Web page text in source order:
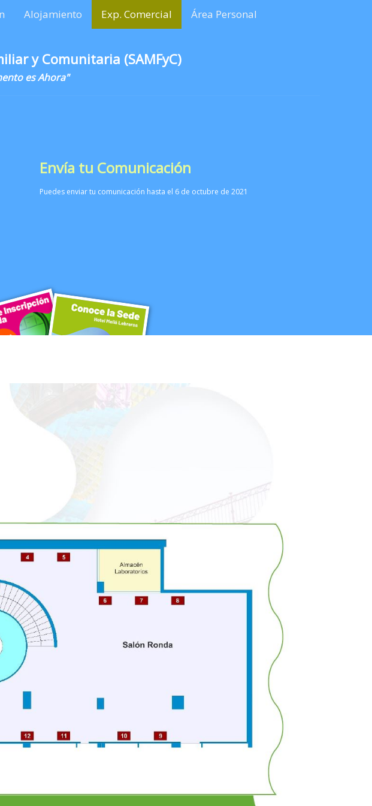
Alojamiento Exp. Comercial Área Personal
y Comunitaria (SAMFyC)
es Ahora"
Envía tu Comunicación
Puedes enviar tu comunicación hasta el 6 de octubre de 2021
la cuota de inscripción reducida
de septiembre de 2021
El hotel Meliá Lebreros tiene los espacios y servicios más selectos para lograr que tu evento